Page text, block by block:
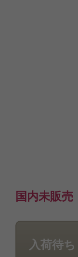
国内未販売
入荷待ち